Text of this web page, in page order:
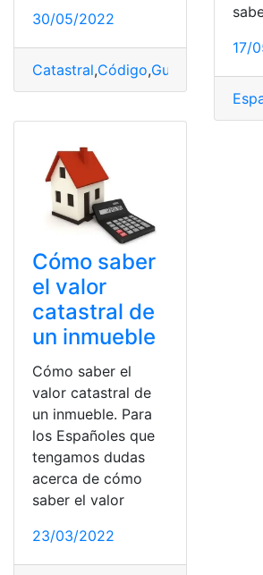
30/05/2022
Catastral,Código,Guayaquil
17/
Cómo saber
el valor
catastral de
un inmueble
Cómo saber el
valor catastral de
un inmueble. Para
los Españoles que
tengamos dudas
acerca de cómo
saber el valor
23/03/2022